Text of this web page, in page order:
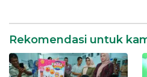
Rekomendasi untuk